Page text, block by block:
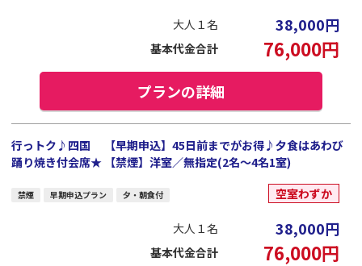
大人１名 38,000円
基本代金合計 76,000円
プランの詳細
行っトク♪四国 【早期申込】45日前までがお得♪夕食はあわび
踊り焼き付会席★ 【禁煙】洋室／無指定(2名～4名1室)
禁煙 早期申込プラン 夕・朝食付 空室わずか
大人１名 38,000円
基本代金合計 76,000円